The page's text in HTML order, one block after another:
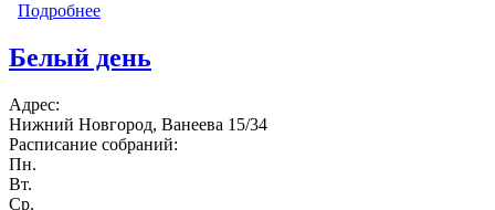
Подробнее
Белый день
Адрес:
Нижний Новгород, Ванеева 15/34
Расписание собраний:
Пн.
Вт.
Ср.